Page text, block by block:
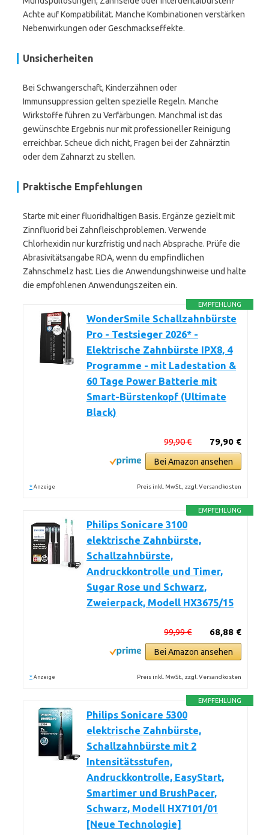
Achte auf Kompatibilität. Manche Kombinationen verstärken
Nebenwirkungen oder Geschmackseffekte.
Unsicherheiten
Bei Schwangerschaft, Kinderzähnen oder
Immunsuppression gelten spezielle Regeln. Manche
Wirkstoffe führen zu Verfärbungen. Manchmal ist das
gewünschte Ergebnis nur mit professioneller Reinigung
erreichbar. Scheue dich nicht, Fragen bei der Zahnärztin
oder dem Zahnarzt zu stellen.
Praktische Empfehlungen
Starte mit einer fluoridhaltigen Basis. Ergänze gezielt mit
Zinnfluorid bei Zahnfleischproblemen. Verwende
Chlorhexidin nur kurzfristig und nach Absprache. Prüfe die
Abrasivitätsangabe RDA, wenn du empfindlichen
Zahnschmelz hast. Lies die Anwendungshinweise und halte
die empfohlenen Anwendungszeiten ein.
EMPFEHLUNG
WonderSmile Schallzahnbürste
Pro - Testsieger 2026* -
Elektrische Zahnbürste IPX8, 4
Programme - mit Ladestation &
60 Tage Power Batterie mit
Smart-Bürstenkopf (Ultimate
Black)
79,90 €
99,90 €
Bei Amazon ansehen
* Anzeige Preis inkl. MwSt., zzgl. Versandkosten
EMPFEHLUNG
Philips Sonicare 3100
elektrische Zahnbürste,
Schallzahnbürste,
Andruckkontrolle und Timer,
Sugar Rose und Schwarz,
Zweierpack, Modell HX3675/15
68,88 €
99,99 €
Bei Amazon ansehen
* Anzeige Preis inkl. MwSt., zzgl. Versandkosten
EMPFEHLUNG
Philips Sonicare 5300
elektrische Zahnbürste,
Schallzahnbürste mit 2
Intensitätsstufen,
Andruckkontrolle, EasyStart,
Smartimer und BrushPacer,
Schwarz, Modell HX7101/01
[Neue Technologie]